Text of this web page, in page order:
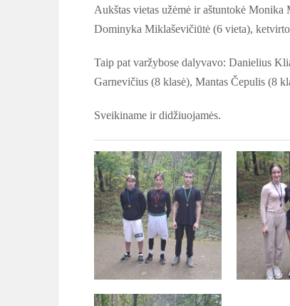
Aukštas vietas užėmė ir aštuntokė
Dominyka Miklaševičiūtė (6 vieta),
Taip pat varžybose dalyvavo: Danielius
Garnevičius (8 klasė), Mantas Čepulis (8
Sveikiname ir didžiuojamės.